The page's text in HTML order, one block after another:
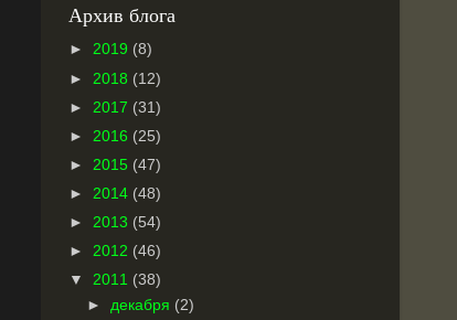
Архив блога
► 2019 (8)
► 2018 (12)
► 2017 (31)
► 2016 (25)
► 2015 (47)
► 2014 (48)
► 2013 (54)
► 2012 (46)
▼ 2011 (38)
►декабря (2)